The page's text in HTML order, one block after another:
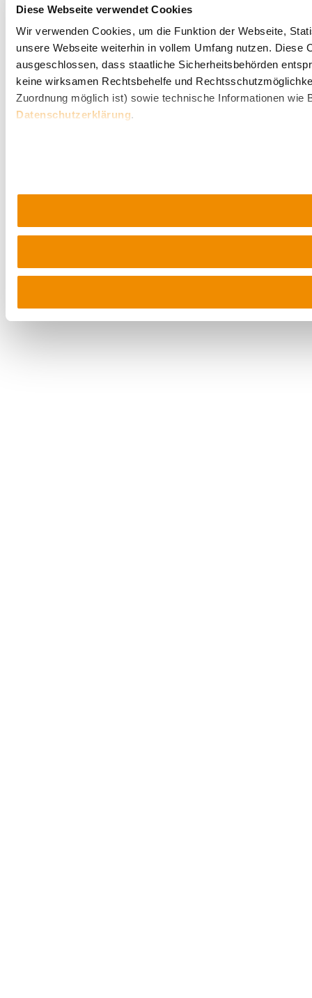
Diese Webseite verwendet Cookies
Wir verwenden Cookies, um die Funktion der Webseite,
unsere Webseite weiterhin in vollem Umfang nutzen.
ausgeschlossen, dass staatliche Sicherheitsbehörden
keine wirksamen Rechtsbehelfe und
Zuordnung möglich ist) sowie technische Informationen
Datenschutzerklärung.